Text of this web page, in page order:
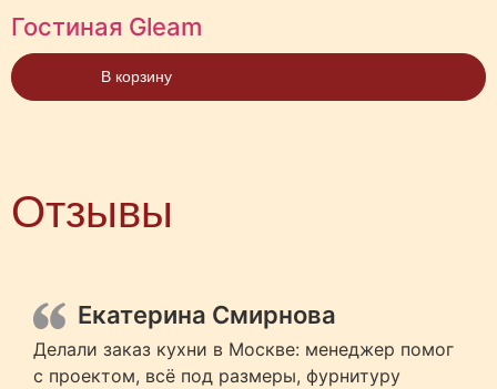
Гостиная Gleam
В корзину
Отзывы
Екатерина Смирнова
Делали заказ кухни в Москве: менеджер помог
с проектом, всё под размеры, фурнитуру